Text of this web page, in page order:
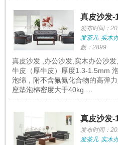
真皮沙发-
发布时间：
发茶几 实木
数：2899
真皮沙发 ,办公沙发,实木办公沙
牛皮（厚牛皮）厚度1.3-1.5mm
泡绵，附不含氟氨化合物的高弹
座垫泡棉密度大于40kg …
真皮沙发-
发布时间：
发茶几 实木